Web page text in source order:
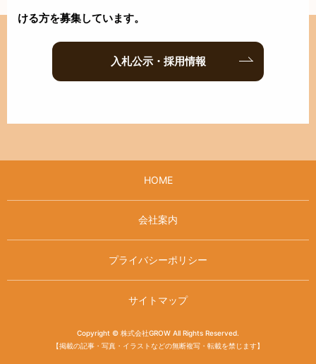
ける方を募集しています。
入札公示・採用情報
HOME
会社案内
プライバシーポリシー
サイトマップ
Copyright © 株式会社GROW All Rights Reserved.
【掲載の記事・写真・イラストなどの無断複写・転載を禁じます】